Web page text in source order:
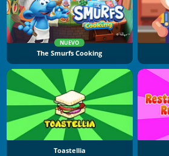
NUEVO
The Smurfs Cooking
Toastellia